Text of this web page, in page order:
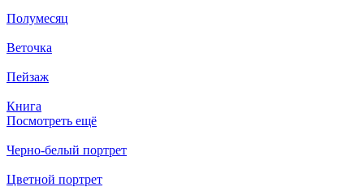
Полумесяц
Веточка
Пейзаж
Книга
Посмотреть ещё
Черно-белый портрет
Цветной портрет